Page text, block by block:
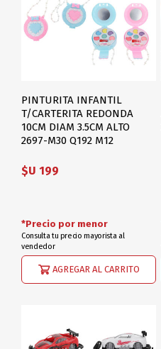
PINTURITA INFANTIL
T/CARTERITA REDONDA
10CM DIAM 3.5CM ALTO
2697-M30 Q192 M12
$U 199
AGREGAR AL CARRITO
*Precio por menor
Consulta tu precio mayorista al
vendedor